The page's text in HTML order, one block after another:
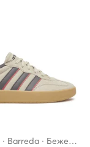
Снікерcи · Barreda · Бежевий